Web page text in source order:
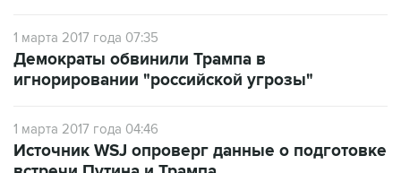
1 марта 2017 года 07:35
Демократы обвинили Трампа в
игнорировании "российской угрозы"
1 марта 2017 года 04:46
Источник WSJ опроверг данные о подготовке